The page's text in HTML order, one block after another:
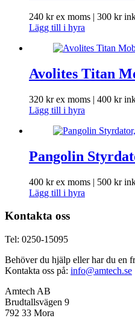
240 krex moms | 300 kr
Lägg till i hyra
Avolites Titan
320 krex moms | 400 kr
Lägg till i hyra
Pangolin
400 krex moms | 500 kr
Lägg till i hyra
Kontakta oss
Tel: 0250-15095
Behöver du hjälp eller har du en
Kontakta oss på: info@amtech.se
Amtech AB
Brudtallsvägen 9
792 33 Mora